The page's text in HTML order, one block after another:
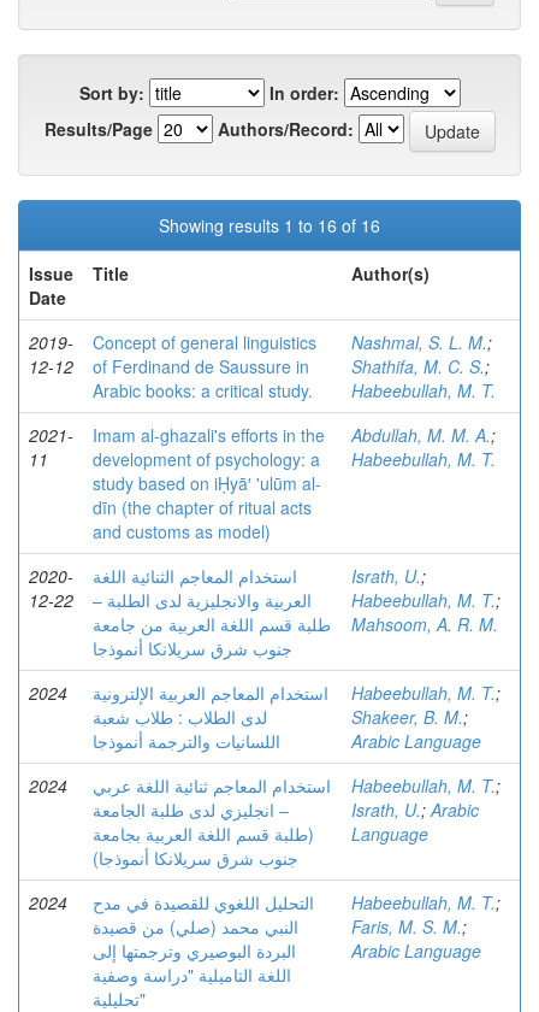
Sort by:
In order:
Results/Page
Authors/Record:
Showing results 1 to 16 of 16
Issue
Date
Title Author(s)
2019-
12-12
Concept of general linguistics
of Ferdinand de Saussure in
Arabic books: a critical study.
Nashmal, S. L. M.;
Shathifa, M. C. S.;
Habeebullah, M. T.
2021-
11
Imam al-ghazali's efforts in the
development of psychology: a
study based on iḤyā′ 'ulūm al-
dīn (the chapter of ritual acts
and customs as model)
Abdullah, M. M. A.;
Habeebullah, M. T.
2020-
12-22
استخدام المعاجم الثنائية اللغة
العربية والانجليزية لدى الطلبة –
طلبة قسم اللغة العربية من جامعة
جنوب شرق سريلانكا أنموذجا
Israth, U.;
Habeebullah, M. T.;
Mahsoom, A. R. M.
2024
استخدام المعاجم العربية الإلترونية
لدى الطلاب : طلاب شعبة
اللسانيات والترجمة أنموذجا
Habeebullah, M. T.;
Shakeer, B. M.;
Arabic Language
2024
استخدام المعاجم ثنائية اللغة عربي
– انجليزي لدى طلبة الجامعة
(طلبة قسم اللغة العربية بجامعة
جنوب شرق سريلانكا أنموذجا)
Habeebullah, M. T.;
Israth, U.;Arabic
Language
2024
التحليل اللغوي للقصيدة في مدح
النبي محمد (صلي) من قصيدة
البردة البوصيري وترجمتها إلى
اللغة التاميلية "دراسة وصفية
تحليلية"
Habeebullah, M. T.;
Faris, M. S. M.;
Arabic Language